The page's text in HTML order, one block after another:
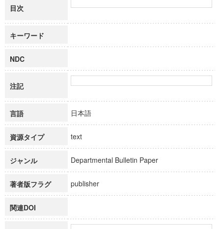
目次
キーワード
NDC
注記
言語 日本語
資源タイプ text
ジャンル Departmental Bulletin Paper
著者版フラグ publisher
関連DOI